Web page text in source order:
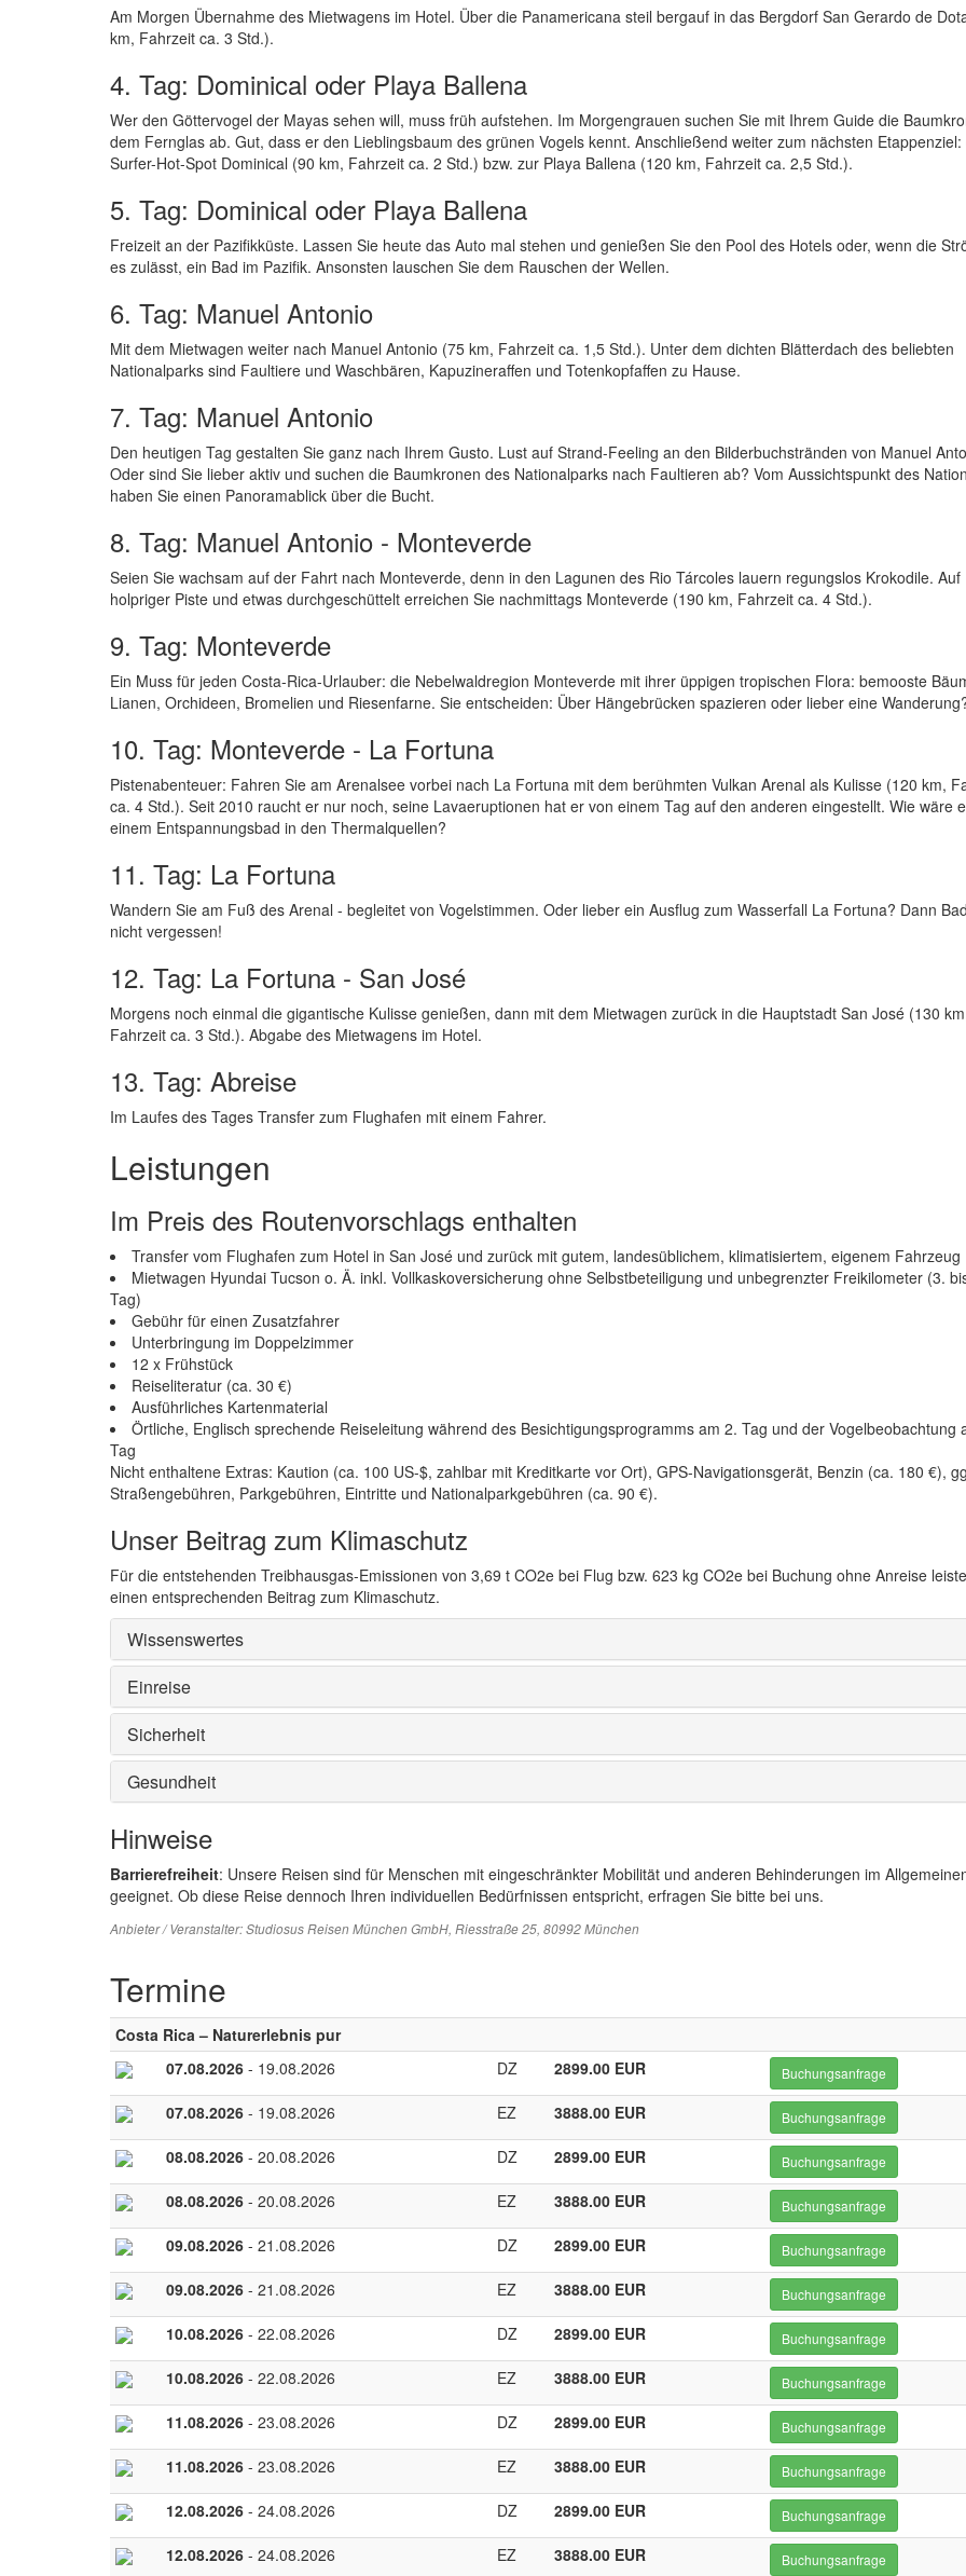
Am Morgen Übernahme des Mietwagens im Hotel. Über die Panamericana steil bergauf in das Bergdorf San Gerardo de
km, Fahrzeit ca. 3 Std.).
4. Tag: Dominical oder Playa Ballena
Wer den Göttervogel der Mayas sehen will, muss früh aufstehen. Im Morgengrauen suchen Sie mit Ihrem Guide die
dem Fernglas ab. Gut, dass er den Lieblingsbaum des grünen Vogels kennt. Anschließend weiter zum nächsten Etappenziel:
Surfer-Hot-Spot Dominical (90 km, Fahrzeit ca. 2 Std.) bzw. zur Playa Ballena (120 km, Fahrzeit ca. 2,5 Std.).
5. Tag: Dominical oder Playa Ballena
Freizeit an der Pazifikküste. Lassen Sie heute das Auto mal stehen und genießen Sie den Pool des Hotels oder, wenn die
es zulässt, ein Bad im Pazifik. Ansonsten lauschen Sie dem Rauschen der Wellen.
6. Tag: Manuel Antonio
Mit dem Mietwagen weiter nach Manuel Antonio (75 km, Fahrzeit ca. 1,5 Std.). Unter dem dichten Blätterdach des beliebten
Nationalparks sind Faultiere und Waschbären, Kapuzineraffen und Totenkopfaffen zu Hause.
7. Tag: Manuel Antonio
Den heutigen Tag gestalten Sie ganz nach Ihrem Gusto. Lust auf Strand-Feeling an den Bilderbuchstränden von Manuel
Oder sind Sie lieber aktiv und suchen die Baumkronen des Nationalparks nach Faultieren ab? Vom Aussichtspunkt des
haben Sie einen Panoramablick über die Bucht.
8. Tag: Manuel Antonio - Monteverde
Seien Sie wachsam auf der Fahrt nach Monteverde, denn in den Lagunen des Rio Tárcoles lauern regungslos Krokodile. Auf
holpriger Piste und etwas durchgeschüttelt erreichen Sie nachmittags Monteverde (190 km, Fahrzeit ca. 4 Std.).
9. Tag: Monteverde
Ein Muss für jeden Costa-Rica-Urlauber: die Nebelwaldregion Monteverde mit ihrer üppigen tropischen Flora: bemooste
Lianen, Orchideen, Bromelien und Riesenfarne. Sie entscheiden: Über Hängebrücken spazieren oder lieber eine
10. Tag: Monteverde - La Fortuna
Pistenabenteuer: Fahren Sie am Arenalsee vorbei nach La Fortuna mit dem berühmten Vulkan Arenal als Kulisse (120 km,
ca. 4 Std.). Seit 2010 raucht er nur noch, seine Lavaeruptionen hat er von einem Tag auf den anderen eingestellt. Wie wäre
einem Entspannungsbad in den Thermalquellen?
11. Tag: La Fortuna
Wandern Sie am Fuß des Arenal - begleitet von Vogelstimmen. Oder lieber ein Ausflug zum Wasserfall La Fortuna? Dann
nicht vergessen!
12. Tag: La Fortuna - San José
Morgens noch einmal die gigantische Kulisse genießen, dann mit dem Mietwagen zurück in die Hauptstadt San José (130
Fahrzeit ca. 3 Std.). Abgabe des Mietwagens im Hotel.
13. Tag: Abreise
Im Laufes des Tages Transfer zum Flughafen mit einem Fahrer.
Leistungen
Im Preis des Routenvorschlags enthalten
Transfer vom Flughafen zum Hotel in San José und zurück mit gutem, landesüblichem, klimatisiertem, eigenem Fahrzeug
Mietwagen Hyundai Tucson o. Ä. inkl. Vollkaskoversicherung ohne Selbstbeteiligung und unbegrenzter Freikilometer (3.
Tag)
Gebühr für einen Zusatzfahrer
Unterbringung im Doppelzimmer
12 x Frühstück
Reiseliteratur (ca. 30 €)
Ausführliches Kartenmaterial
Örtliche, Englisch sprechende Reiseleitung während des Besichtigungsprogramms am 2. Tag und der Vogelbeobachtung
Tag
Nicht enthaltene Extras: Kaution (ca. 100 US-$, zahlbar mit Kreditkarte vor Ort), GPS-Navigationsgerät, Benzin (ca. 180 €),
Straßengebühren, Parkgebühren, Eintritte und Nationalparkgebühren (ca. 90 €).
Unser Beitrag zum Klimaschutz
Für die entstehenden Treibhausgas-Emissionen von 3,69 t CO2e bei Flug bzw. 623 kg CO2e bei Buchung ohne Anreise
einen entsprechenden Beitrag zum Klimaschutz.
Wissenswertes
Einreise
Sicherheit
Gesundheit
Hinweise
Barrierefreiheit: Unsere Reisen sind für Menschen mit eingeschränkter Mobilität und anderen Behinderungen im
geeignet. Ob diese Reise dennoch Ihren individuellen Bedürfnissen entspricht, erfragen Sie bitte bei uns.
Anbieter / Veranstalter:Studiosus Reisen München GmbH, Riesstraße 25, 80992 München
Termine
Costa Rica – Naturerlebnis pur
07.08.2026 - 19.08.2026 DZ 2899.00 EUR Buchungsanfrage
07.08.2026 - 19.08.2026 EZ 3888.00 EUR Buchungsanfrage
08.08.2026 - 20.08.2026 DZ 2899.00 EUR Buchungsanfrage
08.08.2026 - 20.08.2026 EZ 3888.00 EUR Buchungsanfrage
09.08.2026 - 21.08.2026 DZ 2899.00 EUR Buchungsanfrage
09.08.2026 - 21.08.2026 EZ 3888.00 EUR Buchungsanfrage
10.08.2026 - 22.08.2026 DZ 2899.00 EUR Buchungsanfrage
10.08.2026 - 22.08.2026 EZ 3888.00 EUR Buchungsanfrage
11.08.2026 - 23.08.2026 DZ 2899.00 EUR Buchungsanfrage
11.08.2026 - 23.08.2026 EZ 3888.00 EUR Buchungsanfrage
12.08.2026 - 24.08.2026 DZ 2899.00 EUR Buchungsanfrage
12.08.2026 - 24.08.2026 EZ 3888.00 EUR Buchungsanfrage